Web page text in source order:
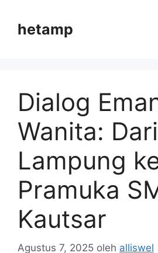
hetamp
Dialog
Wanita:
Lampung
Pramuka
Kautsar
Agustus 7, 2025 oleh alliswel